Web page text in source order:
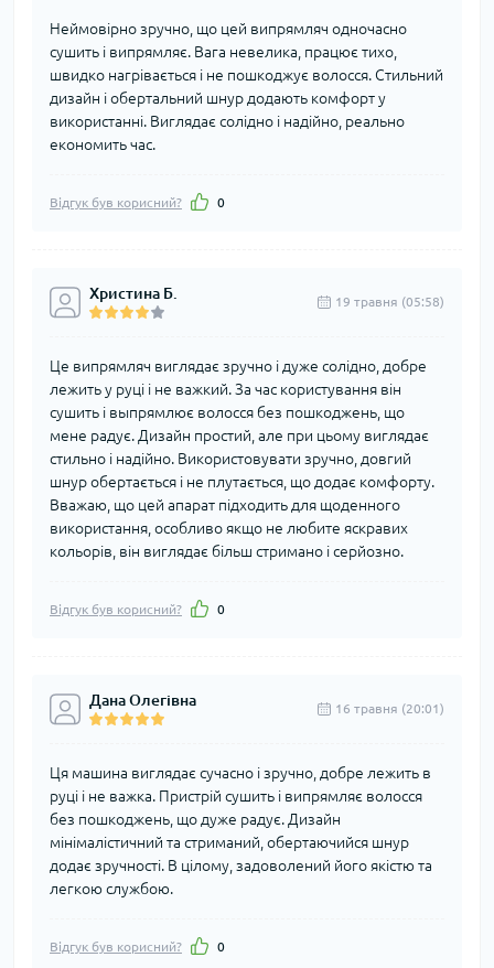
Неймовірно зручно, що цей випрямляч одночасно
сушить і випрямляє. Вага невелика, працює тихо,
швидко нагрівається і не пошкоджує волосся. Стильний
дизайн і обертальний шнур додають комфорт у
використанні. Виглядає солідно і надійно, реально
економить час.
Відгук був корисний? 0
Христина Б. 19 травня (05:58)
Це випрямляч виглядає зручно і дуже солідно, добре
лежить у руці і не важкий. За час користування він
сушить і выпрямлює волосся без пошкоджень, що
мене радує. Дизайн простий, але при цьому виглядає
стильно і надійно. Використовувати зручно, довгий
шнур обертається і не плутається, що додає комфорту.
Вважаю, що цей апарат підходить для щоденного
використання, особливо якщо не любите яскравих
кольорів, він виглядає більш стримано і серйозно.
Відгук був корисний? 0
Дана Олегівна 16 травня (20:01)
Ця машина виглядає сучасно і зручно, добре лежить в
руці і не важка. Пристрій сушить і випрямляє волосся
без пошкоджень, що дуже радує. Дизайн
мінімалістичний та стриманий, обертаючийся шнур
додає зручності. В цілому, задоволений його якістю та
легкою службою.
Відгук був корисний? 0